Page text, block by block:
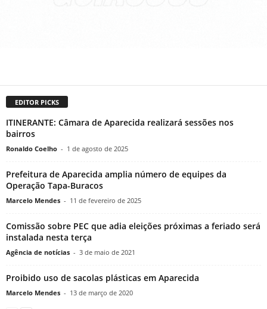
EDITOR PICKS
ITINERANTE: Câmara de Aparecida realizará sessões nos
bairros
Ronaldo Coelho - 1 de agosto de 2025
Prefeitura de Aparecida amplia número de equipes da
Operação Tapa-Buracos
Marcelo Mendes - 11 de fevereiro de 2025
Comissão sobre PEC que adia eleições próximas a feriado será
instalada nesta terça
Agência de notícias - 3 de maio de 2021
Proibido uso de sacolas plásticas em Aparecida
Marcelo Mendes - 13 de março de 2020